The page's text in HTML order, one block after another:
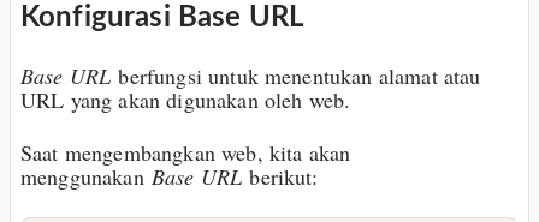
Konfigurasi Base URL
Base URL berfungsi untuk menentukan alamat atau
URL yang akan digunakan oleh web.
Saat mengembangkan web, kita akan
menggunakan Base URL berikut: